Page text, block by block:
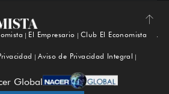
Subir
El Empresario
Club El Economista
Aviso de Privacidad Integral
Global